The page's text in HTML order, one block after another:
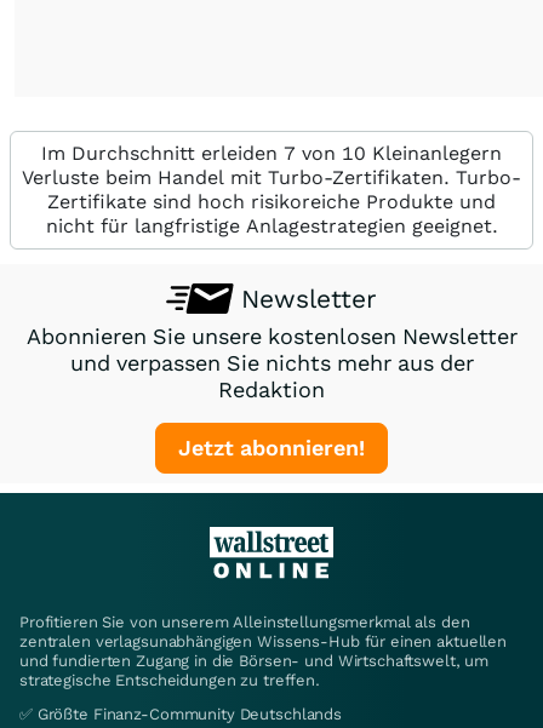
Im Durchschnitt erleiden 7 von 10 Kleinanlegern
Verluste beim Handel mit Turbo-Zertifikaten. Turbo-
Zertifikate sind hoch risikoreiche Produkte und
nicht für langfristige Anlagestrategien geeignet.
Newsletter
Abonnieren Sie unsere kostenlosen Newsletter
und verpassen Sie nichts mehr aus der
Redaktion
Jetzt abonnieren!
Profitieren Sie von unserem Alleinstellungsmerkmal als den
zentralen verlagsunabhängigen Wissens-Hub für einen aktuellen
und fundierten Zugang in die Börsen- und Wirtschaftswelt, um
strategische Entscheidungen zu treffen.
✅ Größte Finanz-Community Deutschlands